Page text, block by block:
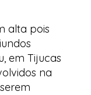
alta pois
em Tijucas
na